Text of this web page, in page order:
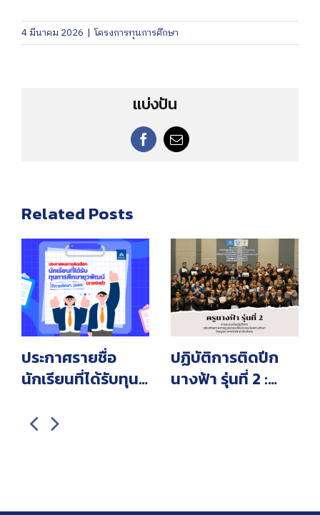
4 มีนาคม 2026 | โครงการทุนการศึกษา
แบ่งปัน
F
E
Related Posts
ประกาศรายชื่อ
นักเรียนที่ได้รับทุน
ปีการศึกษา 2569
ปฏิบัติการติดปีก
นางฟ้า รุ่นที่ 2 :